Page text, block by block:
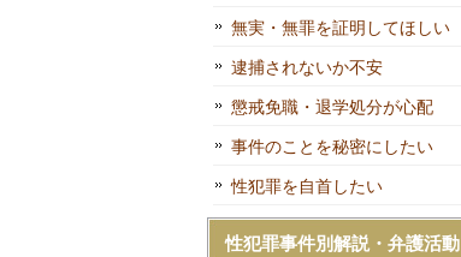
無実・無罪を証明してほしい
逮捕されないか不安
懲戒免職・退学処分が心配
事件のことを秘密にしたい
性犯罪を自首したい
性犯罪事件別解説・弁護活動